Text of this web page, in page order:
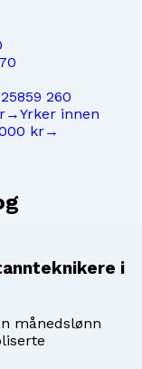
59 260
→Yrker innen
kr→
i
månedslønn